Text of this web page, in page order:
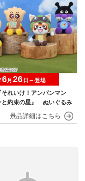
それいけ！アンパンマン
と約束の星』 ぬいぐるみ
6月 26 日～登場